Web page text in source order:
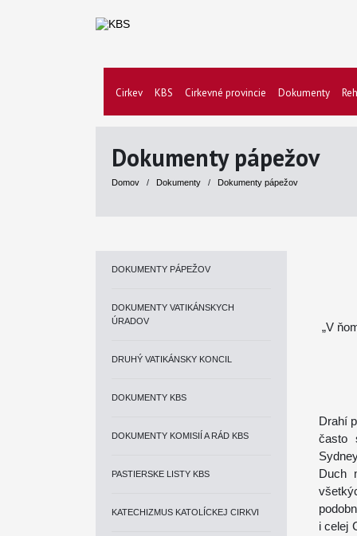
Cirkev KBS Cirkevné provincie Dokumenty
Dokumenty pápežov
Domov / Dokumenty / Dokumenty pápežov
DOKUMENTY PÁPEŽOV
DOKUMENTY VATIKÁNSKYCH
ÚRADOV
DRUHÝ VATIKÁNSKY KONCIL
DOKUMENTY KBS
DOKUMENTY KOMISIÍ A RÁD KBS
PASTIERSKE LISTY KBS
KATECHIZMUS KATOLÍCKEJ CIRKVI
„V
Drahí
často
Duch
i celej